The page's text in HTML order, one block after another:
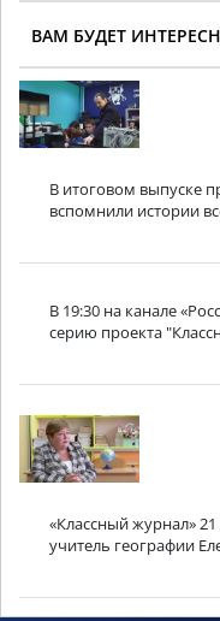
ВАМ БУДЕТ
В итоговом выпуске
вспомнили истории
В 19:30 на канале
серию проекта
«Классный журнал»
учитель географии